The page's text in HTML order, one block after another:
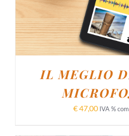
IL MEGLIO
€47,00 IVA %